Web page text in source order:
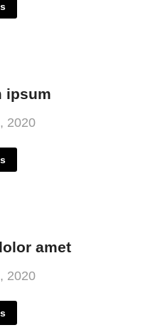
ipsum
2020
amet
2020